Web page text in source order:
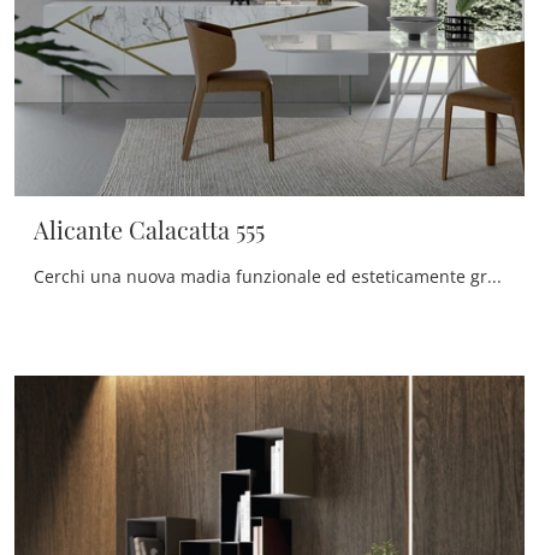
Alicante Calacatta 555
Cerchi una nuova madia funzionale ed esteticamente gradevole dalle linee moderne? Ecco a te il modello Alicante Calacatta 555 di Voltan, realizzato ...